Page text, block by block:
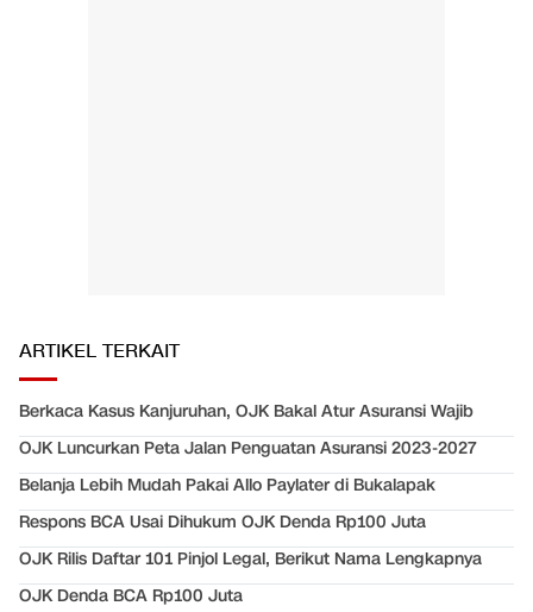
ARTIKEL TERKAIT
Berkaca Kasus Kanjuruhan, OJK Bakal Atur Asuransi Wajib
OJK Luncurkan Peta Jalan Penguatan Asuransi 2023-2027
Belanja Lebih Mudah Pakai Allo Paylater di Bukalapak
Respons BCA Usai Dihukum OJK Denda Rp100 Juta
OJK Rilis Daftar 101 Pinjol Legal, Berikut Nama Lengkapnya
OJK Denda BCA Rp100 Juta